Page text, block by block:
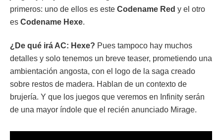
primeros: uno de ellos es este Codename Red y el otro
es Codename Hexe.
¿De qué irá AC: Hexe? Pues tampoco hay muchos
detalles y solo tenemos un breve teaser, prometiendo una
ambientación angosta, con el logo de la saga creado
sobre restos de madera. Hablan de un contexto de
brujería. Y que los juegos que veremos en Infinity serán
de una mayor índole que el recién anunciado Mirage.